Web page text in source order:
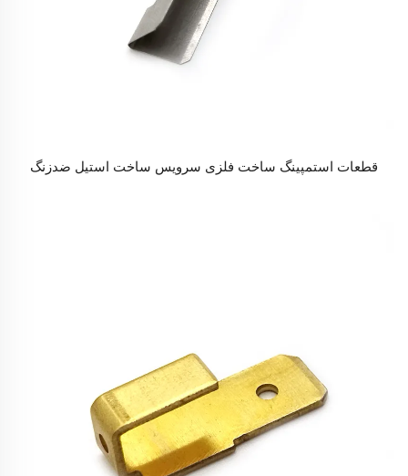
قطعات استمپینگ ساخت فلزی سرویس ساخت استیل ضدزنگ